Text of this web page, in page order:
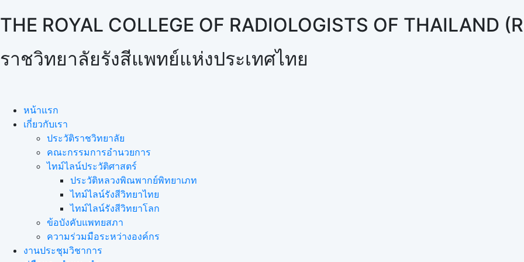
THE ROYAL COLLEGE OF RADIOLOGISTS OF THAILAND
ราชวิทยาลัยรังสีแพทย์แห่งประเทศไทย
หน้าแรก
เกี่ยวกับเรา
ประวัติราชวิทยาลัย
คณะกรรมการอำนวยการ
ไทม์ไลน์ประวัติศาสตร์
ประวัติหลวงพิณพากย์พิทยาเภท
ไทม์ไลน์รังสีวิทยาไทย
ไทม์ไลน์รังสีวิทยาโลก
ข้อบังคับแพทยสภา
ความร่วมมือระหว่างองค์กร
งานประชุมวิชาการ